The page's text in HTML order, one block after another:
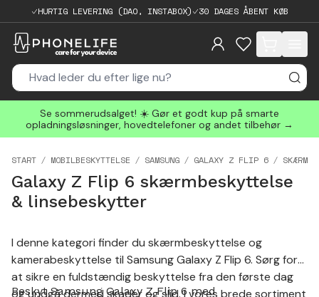
HURTIG LEVERING (DAO, INSTABOX) 30 DAGES ÅBENT KØB
items in cart,
Se sommerudsalget! ☀️ Gør et godt kup på smarte
opladningsløsninger, hovedtelefoner og andet tilbehør →
START MOBILBESKYTTELSE SAMSUNG GALAXY Z FLIP 6
Galaxy Z Flip 6 skærmbeskyttelse
& linsebeskytter
I denne kategori finder du skærmbeskyttelse og
kamerabeskyttelse til Samsung Galaxy Z Flip 6. Sørg for
at sikre en fuldstændig beskyttelse fra den første dag
og undgå dermed skader og slid. I vores brede sortiment
Beskyt Samsung Galaxy Z Flip 6 med